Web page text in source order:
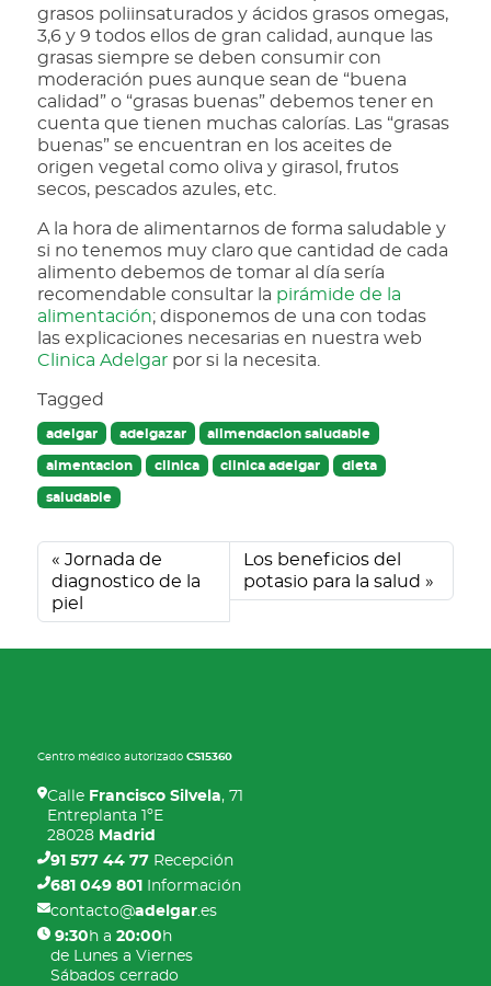
grasos poliinsaturados y ácidos grasos omegas,
3,6 y 9 todos ellos de gran calidad, aunque las
grasas siempre se deben consumir con
moderación pues aunque sean de “buena
calidad” o “grasas buenas” debemos tener en
cuenta que tienen muchas calorías. Las “grasas
buenas” se encuentran en los aceites de
origen vegetal como oliva y girasol, frutos
secos, pescados azules, etc.
A la hora de alimentarnos de forma saludable y
si no tenemos muy claro que cantidad de cada
alimento debemos de tomar al día sería
recomendable consultar la pirámide de la
alimentación; disponemos de una con todas
las explicaciones necesarias en nuestra web
Clinica Adelgar por si la necesita.
Tagged
adelgar adelgazar alimendacion saludable
almentacion clinica clinica adelgar dieta
saludable
Jornada de
diagnostico de la
piel
Los beneficios del
potasio para la salud
Centro médico autorizadoCS15360
Calle Francisco Silvela, 71
Entreplanta 1ºE
28028 Madrid
91 577 44 77 Recepción
681 049 801
Información
contacto@adelgar.es
9:30 h a20:00 h
de Lunes a Viernes
Sábados cerrado